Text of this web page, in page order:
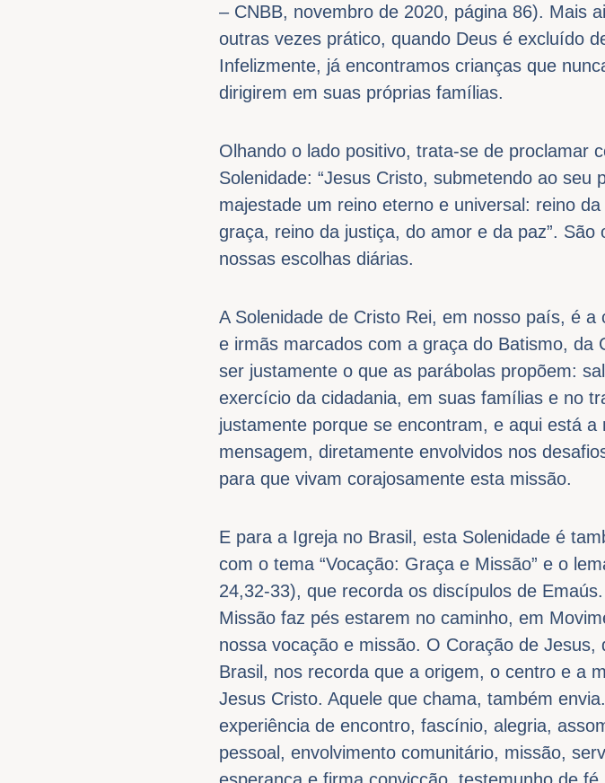
– CNBB, novembro de 2020, página 86). Mais
outras vezes prático, quando Deus é excluído
Infelizmente, já encontramos crianças que
dirigirem em suas próprias famílias.
Olhando o lado positivo, trata-se de proclamar
Solenidade: “Jesus Cristo, submetendo ao
majestade um reino eterno e universal: reino
graça, reino da justiça, do amor e da paz”.
nossas escolhas diárias.
A Solenidade de Cristo Rei, em nosso país, é
e irmãs marcados com a graça do Batismo,
ser justamente o que as parábolas propõem:
exercício da cidadania, em suas famílias e no
justamente porque se encontram, e aqui está
mensagem, diretamente envolvidos nos
para que vivam corajosamente esta missão.
E para a Igreja no Brasil, esta Solenidade é
com o tema “Vocação: Graça e Missão” e o
24,32-33), que recorda os discípulos de
Missão faz pés estarem no caminho, em
nossa vocação e missão. O Coração de
Brasil, nos recorda que a origem, o centro e a
Jesus Cristo. Aquele que chama, também
experiência de encontro, fascínio, alegria,
pessoal, envolvimento comunitário, missão,